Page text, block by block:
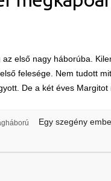
első nagy háborúba.
felesége. Nem tudott
De a két éves Margitot
Egy szegény